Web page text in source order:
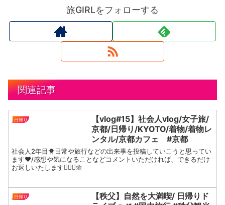
旅GIRLをフォローする
関連記事
日帰り
【vlog#15】社会人vlog/女子旅/
京都/日帰り/KYOTO/着物/着物レ
ンタル/京都カフェ #京都
社会人2年目🐥日常や旅行などの出来事を投稿していこうと思ってい
ます❤︎/感想や気になることなどコメントいただければ、できるだけ
お返しいたします🙇🏻‍♀️🌼
日帰り
【秩父】自然を大満喫/ 日帰りド